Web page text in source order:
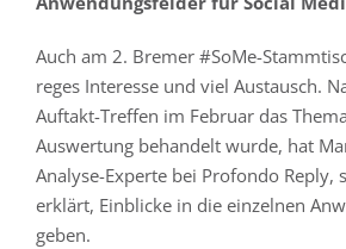
Auch am 2. Bremer #SoMe-
reges Interesse und viel Austausch.
Auftakt-Treffen im Februar das
Auswertung behandelt wurde, hat
Analyse-Experte bei Profondo Reply,
erklärt, Einblicke in die einzelnen
geben.